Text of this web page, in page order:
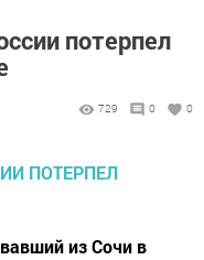
потерпел
729 0 0
из Сочи в